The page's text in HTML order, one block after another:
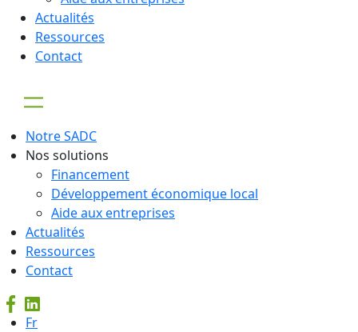
Actualités
Ressources
Contact
Notre SADC
Nos solutions
Financement
Développement économique local
Aide aux entreprises
Actualités
Ressources
Contact
Fr